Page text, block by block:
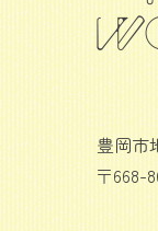
豊岡市
〒668-